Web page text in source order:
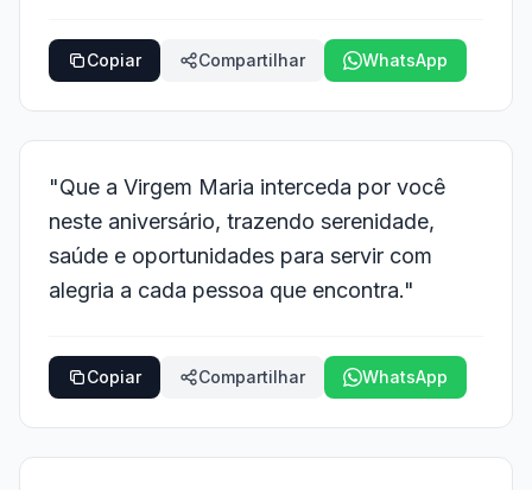
Copiar Compartilhar WhatsApp
"Que a Virgem Maria interceda por você
neste aniversário, trazendo serenidade,
saúde e oportunidades para servir com
alegria a cada pessoa que encontra."
Copiar Compartilhar WhatsApp